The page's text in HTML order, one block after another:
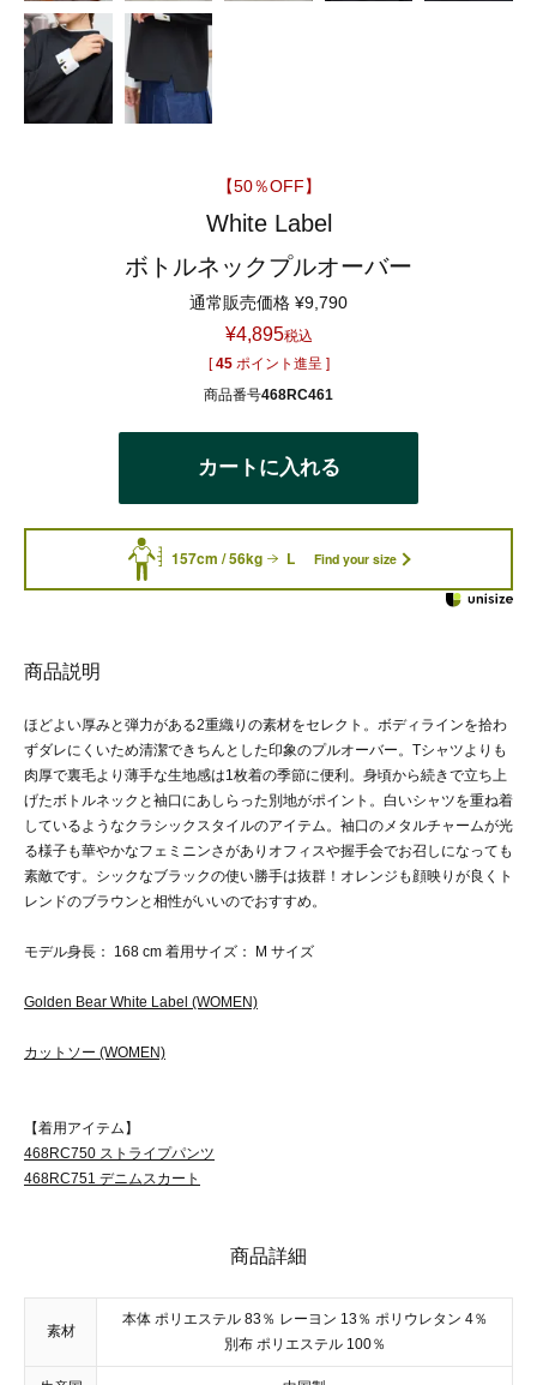
【50％OFF】
White Label
ボトルネックプルオーバー
通常販売価格 ¥9,790
¥4,895税込
[ 45 ポイント進呈 ]
商品番号468RC461
カートに入れる
157cm / 56kg L Find your size
商品説明
ほどよい厚みと弾力がある2重織りの素材をセレクト。ボディラインを拾わ
ずダレにくいため清潔できちんとした印象のプルオーバー。Tシャツよりも
肉厚で裏毛より薄手な生地感は1枚着の季節に便利。身頃から続きで立ち上
げたボトルネックと袖口にあしらった別地がポイント。白いシャツを重ね着
しているようなクラシックスタイルのアイテム。袖口のメタルチャームが光
る様子も華やかなフェミニンさがありオフィスや握手会でお召しになっても
素敵です。シックなブラックの使い勝手は抜群！オレンジも顔映りが良くト
レンドのブラウンと相性がいいのでおすすめ。
モデル身長： 168 cm 着用サイズ： M サイズ
Golden Bear White Label (WOMEN)
カットソー (WOMEN)
【着用アイテム】
468RC750 ストライプパンツ
468RC751 デニムスカート
商品詳細
素材
本体 ポリエステル 83％ レーヨン 13％ ポリウレタン 4％
別布 ポリエステル 100％